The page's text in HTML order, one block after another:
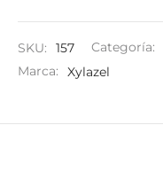
SKU: 157 Categoría:
Marca:
Xylazel